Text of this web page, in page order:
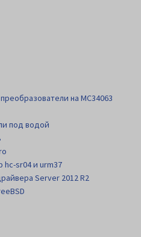
на MC34063
под водой
hc-sr04 и urm37
Server 2012 R2